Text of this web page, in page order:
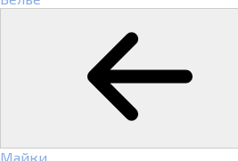
Майки